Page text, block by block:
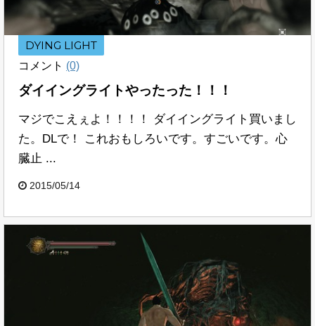
DYING LIGHT
コメント (0)
ダイイングライトやったった！！！
マジでこえぇよ！！！！ ダイイングライト買いまし
た。DLで！ これおもしろいです。すごいです。心
臓止 ...
2015/05/14